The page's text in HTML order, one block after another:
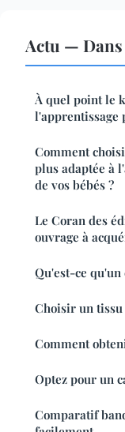
Actu —
À quel point le
l'apprentissage
Comment
plus adaptée à
de vos bébés ?
Le Coran des
ouvrage à
Qu'est-ce qu'un
Choisir un
Comment
Optez pour un
Comparatif